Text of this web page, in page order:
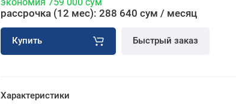
экономия 759 000 сум
рассрочка (12 мес): 288 640 сум / месяц
Купить Быстрый заказ
Характеристики